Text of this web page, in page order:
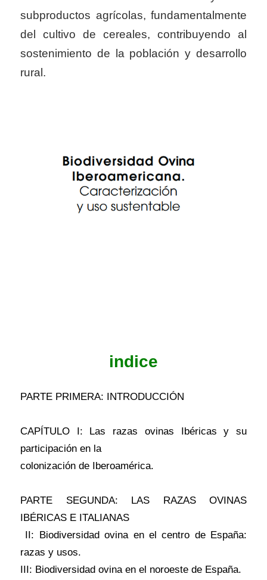
subproductos agrícolas, fundamentalmente
del cultivo de cereales, contribuyendo al
sostenimiento de la población y desarrollo
rural.
indice
PARTE PRIMERA: INTRODUCCIÓN
CAPÍTULO I: Las razas ovinas Ibéricas y su
participación en la
colonización de Iberoamérica.
PARTE SEGUNDA: LAS RAZAS OVINAS
IBÉRICAS E ITALIANAS
II: Biodiversidad ovina en el centro de España:
razas y usos.
III: Biodiversidad ovina en el noroeste de España.